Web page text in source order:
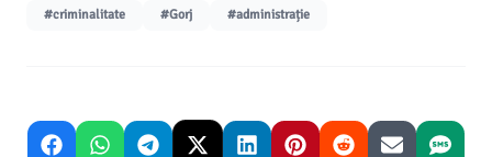
#criminalitate
#Gorj #administrație